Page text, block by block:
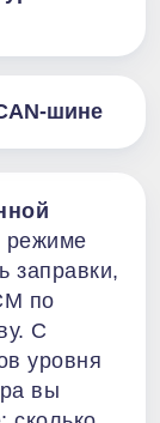
шине
режиме
заправки,
по
С
уровня
вы